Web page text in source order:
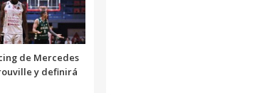
de Mercedes
y definirá